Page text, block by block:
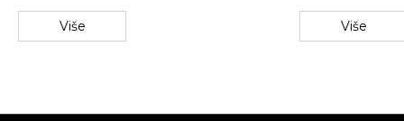
Više Više